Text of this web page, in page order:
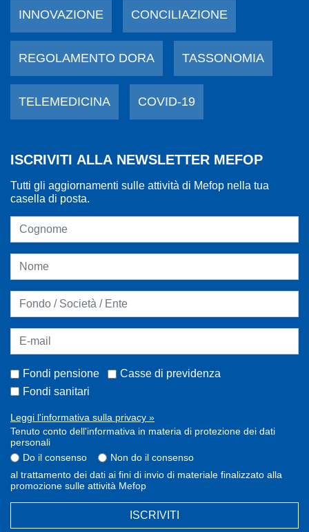
INNOVAZIONE CONCILIAZIONE
REGOLAMENTO DORA TASSONOMIA
TELEMEDICINA COVID-19
ISCRIVITI ALLA NEWSLETTER MEFOP
Tutti gli aggiornamenti sulle attività di Mefop nella tua
casella di posta.
Fondi pensione
Casse di previdenza
Fondi sanitari
Leggi l'informativa sulla privacy »
Tenuto conto dell'informativa in materia di protezione dei dati
personali
Do il consenso
Non do il consenso
al trattamento dei dati ai fini di invio di materiale finalizzato alla
promozione sulle attività Mefop
ISCRIVITI